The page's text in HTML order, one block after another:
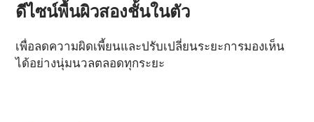
ดีไซน์พื้นผิวสองชั้นในตัว
เพื่อลดความผิดเพี้ยนและปรับเปลี่ยนระยะการมองเห็น
ได้อย่างนุ่มนวลตลอดทุกระยะ